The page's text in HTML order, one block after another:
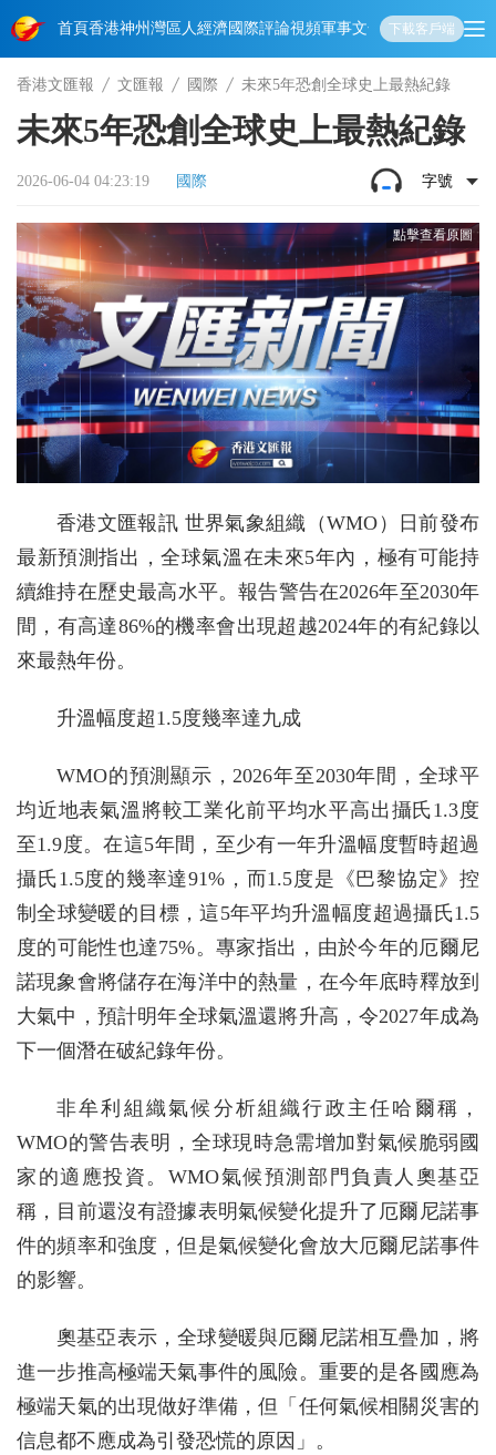
首頁香港神州 灣區人經濟國際評論視頻軍事文化 娛樂生活教育體
下載客戶端
香港文匯報 文匯報 國際 未來5年恐創全球史上最熱紀錄
未來5年恐創全球史上最熱紀錄
2026-06-04 04:23:19 國際 字號
香港文匯報訊 世界氣象組織（WMO）日前發布
最新預測指出，全球氣溫在未來5年內，極有可能持
續維持在歷史最高水平。報告警告在2026年至2030年
間，有高達86%的機率會出現超越2024年的有紀錄以
來最熱年份。
升溫幅度超1.5度幾率達九成
WMO的預測顯示，2026年至2030年間，全球平
均近地表氣溫將較工業化前平均水平高出攝氏1.3度
至1.9度。在這5年間，至少有一年升溫幅度暫時超過
攝氏1.5度的幾率達91%，而1.5度是《巴黎協定》控
制全球變暖的目標，這5年平均升溫幅度超過攝氏1.5
度的可能性也達75%。專家指出，由於今年的厄爾尼
諾現象會將儲存在海洋中的熱量，在今年底時釋放到
大氣中，預計明年全球氣溫還將升高，令2027年成為
下一個潛在破紀錄年份。
非牟利組織氣候分析組織行政主任哈爾稱，
WMO的警告表明，全球現時急需增加對氣候脆弱國
家的適應投資。WMO氣候預測部門負責人奧基亞
稱，目前還沒有證據表明氣候變化提升了厄爾尼諾事
件的頻率和強度，但是氣候變化會放大厄爾尼諾事件
的影響。
奧基亞表示，全球變暖與厄爾尼諾相互疊加，將
進一步推高極端天氣事件的風險。重要的是各國應為
極端天氣的出現做好準備，但「任何氣候相關災害的
信息都不應成為引發恐慌的原因」。